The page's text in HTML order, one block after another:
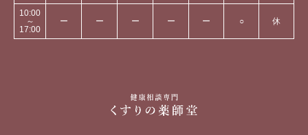
10:00
～
17:00
ー ー ー ー ー ○ 休